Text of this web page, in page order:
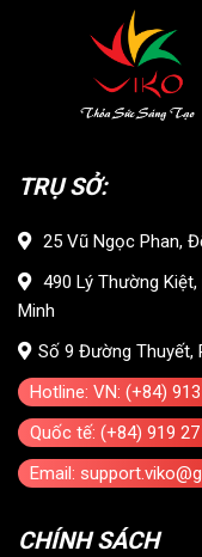
TRỤ SỞ:
25 Vũ Ngọc Phan,
490 Lý Thường Kiệt,
Minh
Số 9 Đường Thuyết,
Hotline: VN: (+84)
Quốc tế: (+84) 919
Email:
CHÍNH SÁCH